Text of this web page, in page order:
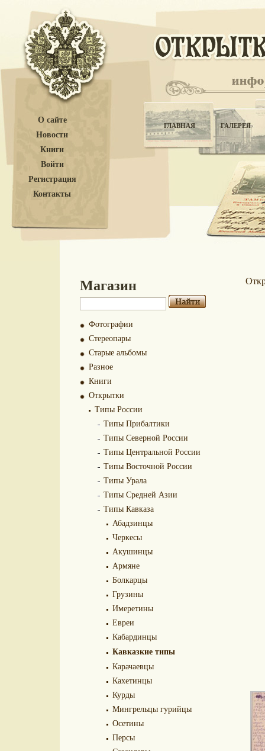
О сайте
Новости
Книги
Войти
Регистрация
Контакты
ГЛАВНАЯ ГАЛЕРЕЯ
Магазин
Фотографии
Стереопары
Старые альбомы
Разное
Книги
Открытки
Типы России
Типы Прибалтики
Типы Северной России
Типы Центральной России
Типы Восточной России
Типы Урала
Типы Средней Азии
Типы Кавказа
Абадзинцы
Черкесы
Акушинцы
Армяне
Болкарцы
Грузины
Имеретины
Евреи
Кабардинцы
Кавказкие типы
Карачаевцы
Кахетинцы
Курды
Мингрельцы гурийцы
Осетины
Персы